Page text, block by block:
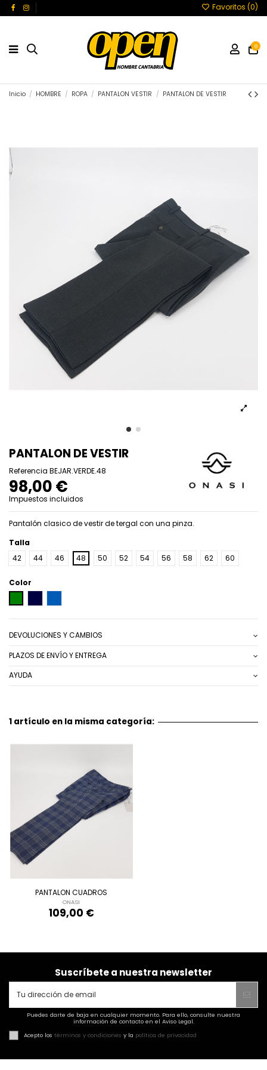
Favoritos (0)
0
Inicio HOMBRE ROPA PANTALON VESTIR PANTALON DE VESTIR
PANTALON DE VESTIR
Referencia BEJAR.VERDE.48
98,00 €
Impuestos incluidos
Pantalón clasico de vestir de tergal con una pinza.
Talla
42
44 46 48 50 52 54 56 58 62 60
Color
DEVOLUCIONES Y CAMBIOS
PLAZOS DE ENVÍO Y ENTREGA
AYUDA
1 artículo en la misma categoría:
PANTALON CUADROS
ONASI
109,00 €
AZUL MARINO
Añadir al carrito
Suscríbete a nuestra newsletter
Puedes darte de baja en cualquier momento. Para ello, consulte nuestra
información de contacto en el Aviso Legal.
Acepto los términos y condiciones y la política de privacidad